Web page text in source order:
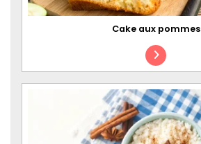
Cake aux pommes